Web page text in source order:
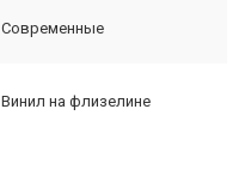
Современные
Винил на флизелине